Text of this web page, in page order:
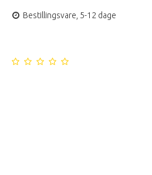
Bestillingsvare, 5-12 dage